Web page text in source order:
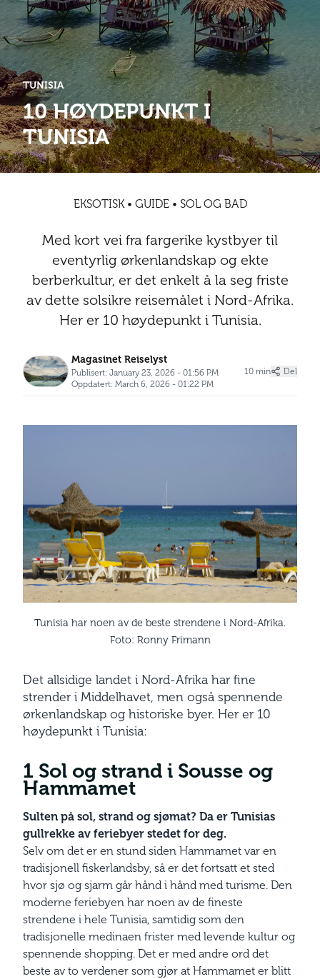
Kultur
Mat og drikke
Natur
Nyheter
Safari
Storby
Trender
Vinter
Sør-Amerika
Abonnementsfordeler
Våre vilkår og personvernpolicy
Presse
Annonsere
Kontakt
Abonnementsfordeler
Digitalutgaver
Nyheter Safari Sol og bad
Spa og luksus Storby
Trender Vinter
Kontakt
TUNISIA
10 HØYDEPUNKT I
TUNISIA
EKSOTISK • GUIDE • SOL OG BAD
Med kort vei fra fargerike kystbyer til
eventyrlig ørkenlandskap og ekte
berberkultur, er det enkelt å la seg friste
av dette solsikre reisemålet i Nord-Afrika.
Her er 10 høydepunkt i Tunisia.
Magasinet Reiselyst
Publisert: January 23, 2026 - 01:56 PM
Oppdatert: March 6, 2026 - 01:22 PM
10 min Del
Tunisia har noen av de beste strendene i Nord-Afrika.
Foto: Ronny Frimann
Det allsidige landet i Nord-Afrika har fine
strender i Middelhavet, men også spennende
ørkenlandskap og historiske byer. Her er 10
høydepunkt i Tunisia:
1 Sol og strand i Sousse og
Hammamet
Sulten på sol, strand og sjømat? Da er Tunisias
gullrekke av feriebyer stedet for deg.
Selv om det er en stund siden Hammamet var en
tradisjonell fiskerlandsby, så er det fortsatt et sted
hvor sjø og sjarm går hånd i hånd med turisme. Den
moderne feriebyen har noen av de fineste
strendene i hele Tunisia, samtidig som den
tradisjonelle medinaen frister med levende kultur og
spennende shopping. Det er med andre ord det
beste av to verdener som gjør at Hammamet er blitt